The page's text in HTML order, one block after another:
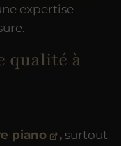
expertise
qualité à
piano
, surtout